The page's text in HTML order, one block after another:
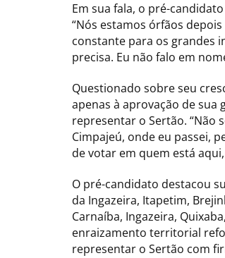
Em sua fala, o pré-
“Nós estamos órfãos
constante para os grandes
precisa. Eu não falo em
Questionado sobre seu
apenas à aprovação de sua
representar o Sertão. “Não
Cimpajeú, onde eu passei,
de votar em quem está
O pré-candidato destacou
da Ingazeira, Itapetim,
Carnaíba, Ingazeira,
enraizamento territorial
representar o Sertão com